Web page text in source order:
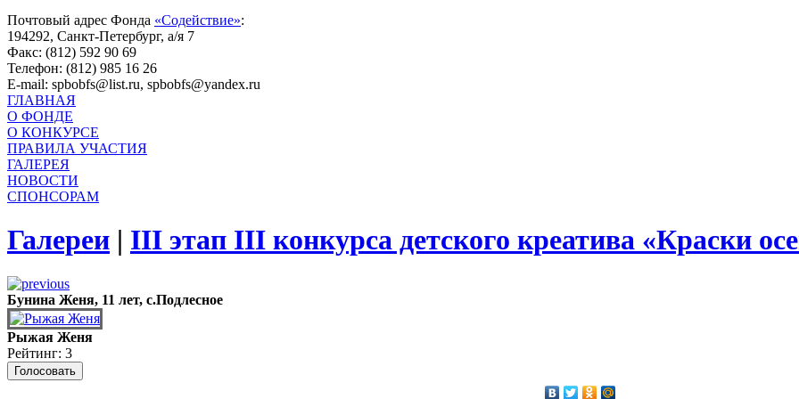
Почтовый адрес Фонда «Содействие»:
194292, Санкт-Петербург, а/я 7
Факс: (812) 592 90 69
Телефон: (812) 985 16 26
E-mail: spbobfs@list.ru, spbobfs@yandex.ru
ГЛАВНАЯ
О ФОНДЕ
О КОНКУРСЕ
ПРАВИЛА УЧАСТИЯ
ГАЛЕРЕЯ
НОВОСТИ
СПОНСОРАМ
Галереи | III этап III конкурса детского креатива «Краски
Бунина Женя, 11 лет, с.Подлесное
Рыжая Женя
Рейтинг: 3